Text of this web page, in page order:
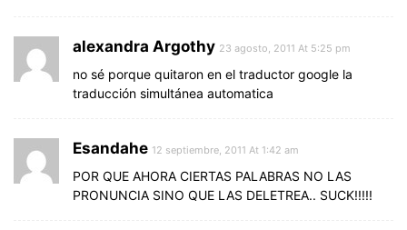
alexandra Argothy 23 agosto, 2011 At 5:25 pm
no sé porque quitaron en el traductor google la
traducción simultánea automatica
Esandahe 12 septiembre, 2011 At 1:42 am
POR QUE AHORA CIERTAS PALABRAS NO LAS
PRONUNCIA SINO QUE LAS DELETREA.. SUCK!!!!!